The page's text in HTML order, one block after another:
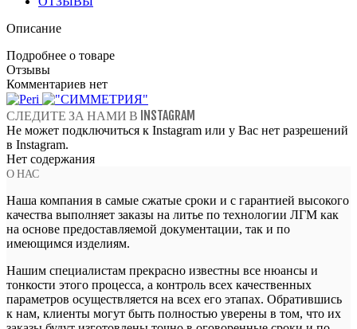
Описание
Подробнее о товаре
Отзывы
Комментариев нет
СЛЕДИТЕ ЗА НАМИ В INSTAGRAM
Не может подключиться к Instagram или у Вас нет разрешений
в Instagram.
Нет содержания
О НАС
Наша компания в самые сжатые сроки и с гарантией высокого
качества выполняет заказы на литье по технологии ЛГМ как
на основе предоставляемой документации, так и по
имеющимся изделиям.
Нашим специалистам прекрасно известны все нюансы и
тонкости этого процесса, а контроль всех качественных
параметров осуществляется на всех его этапах. Обратившись
к нам, клиенты могут быть полностью уверены в том, что их